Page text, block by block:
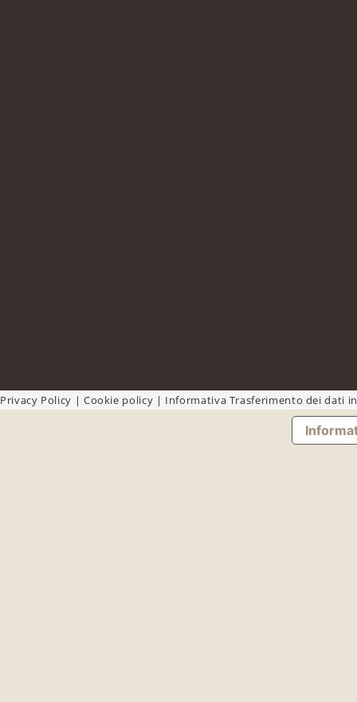
Privacy Policy | Cookie policy | Informativa Trasferimento dei dati